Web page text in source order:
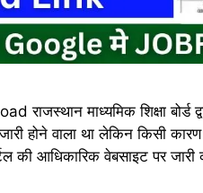
माध्यमिक शिक्षा
होने वाला था लेकिन किसी
की आधिकारिक वेबसाइट पर जारी